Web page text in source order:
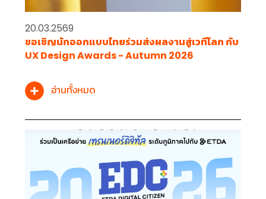
20.03.2569
ขอเชิญนักออกแบบไทยร่วมส่งผลงานสู่เวทีโลก กับ
UX Design Awards - Autumn 2026
อ่านทั้งหมด